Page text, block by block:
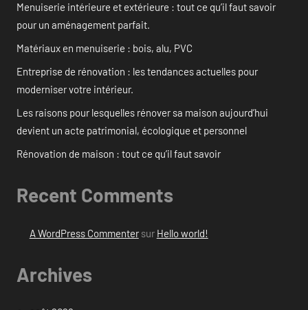
Menuiserie intérieure et extérieure : tout ce qu’il faut savoir
pour un aménagement parfait.
Matériaux en menuiserie : bois, alu, PVC
Entreprise de rénovation : les tendances actuelles pour
moderniser votre intérieur.
Les raisons pour lesquelles rénover sa maison aujourd’hui
devient un acte patrimonial, écologique et personnel
Rénovation de maison : tout ce qu’il faut savoir
Recent Comments
A WordPress Commentersur Hello world!
Archives